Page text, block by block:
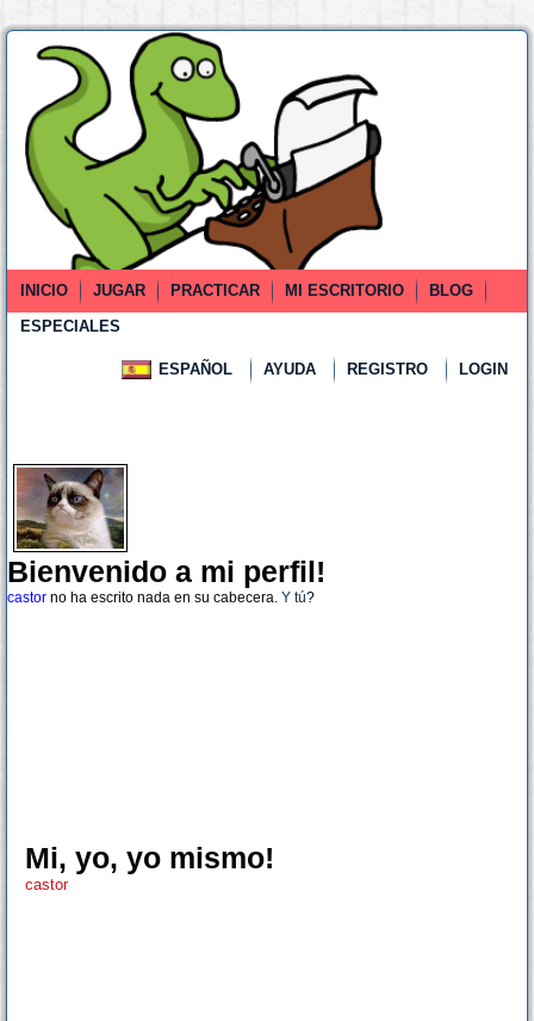
INICIO JUGAR PRACTICAR MI ESCRITORIO
BLOG
ESPECIALES
ESPAÑOL AYUDA REGISTRO LOGIN
Bienvenido a mi perfil!
castor no ha escrito nada en su cabecera. Y tú?
Mi, yo, yo mismo!
castor